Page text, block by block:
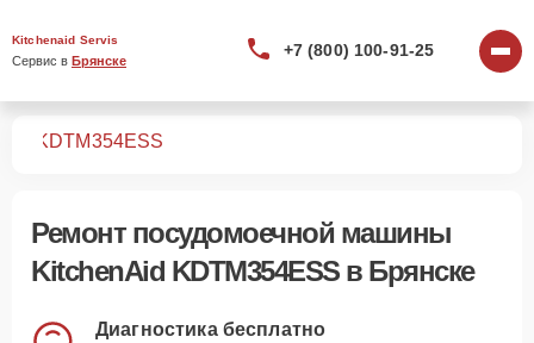
Kitchenaid Servis
Сервис в Брянске
+7 (800) 100-91-25
KDTM354ESS
Ремонт посудомоечной машины
KitchenAid KDTM354ESSв Брянске
Диагностика бесплатно